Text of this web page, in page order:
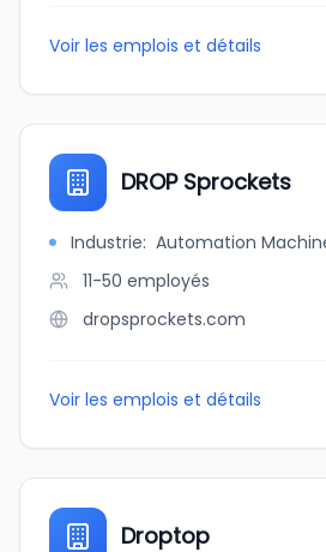
Voir les emplois et détails
DROP Sprockets
Industrie: Automation
11-50 employés
dropsprockets.com
Voir les emplois et détails
Droptop